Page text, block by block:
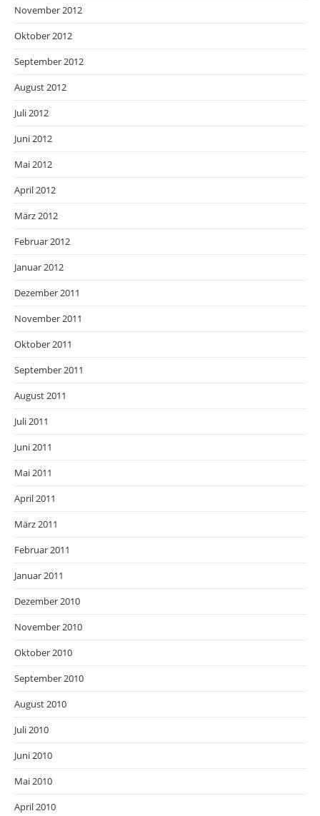
November 2012
Oktober 2012
September 2012
August 2012
Juli 2012
Juni 2012
Mai 2012
April 2012
März 2012
Februar 2012
Januar 2012
Dezember 2011
November 2011
Oktober 2011
September 2011
August 2011
Juli 2011
Juni 2011
Mai 2011
April 2011
März 2011
Februar 2011
Januar 2011
Dezember 2010
November 2010
Oktober 2010
September 2010
August 2010
Juli 2010
Juni 2010
Mai 2010
April 2010